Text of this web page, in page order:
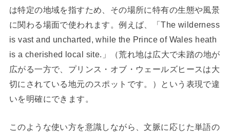
は特定の地域を指すため、その場所に特有の生態や風景
に関わる場面で使われます。例えば、「The wilderness
is vast and uncharted, while the Prince of Wales heath
is a cherished local site.」（荒れ地は広大で未踏の地が
広がる一方で、プリンス・オブ・ウェールズヒースは大
切にされている地元のスポットです。）という表現で違
いを明確にできます。
このような使い方を意識しながら、文脈に応じた単語の